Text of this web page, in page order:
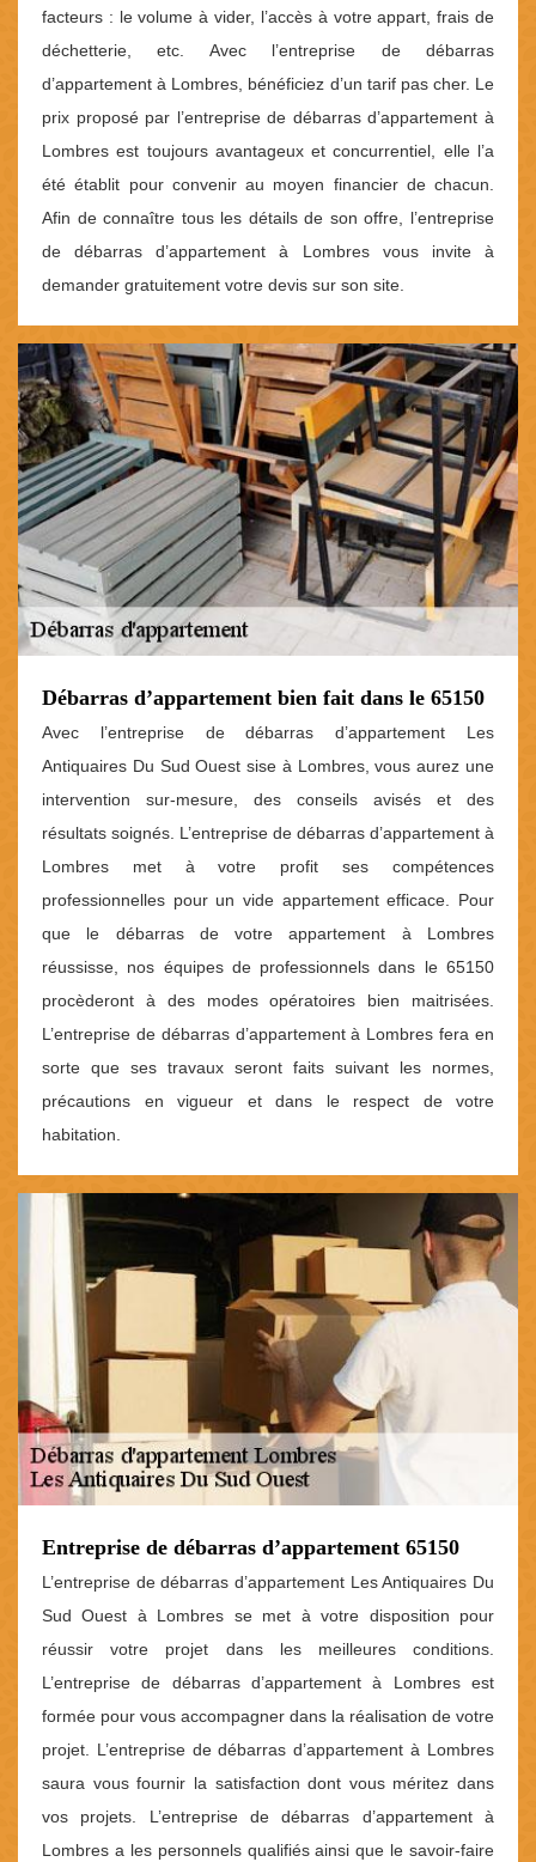
facteurs : le volume à vider, l’accès à votre appart, frais de
déchetterie, etc. Avec l’entreprise de débarras
d’appartement à Lombres, bénéficiez d’un tarif pas cher. Le
prix proposé par l’entreprise de débarras d’appartement à
Lombres est toujours avantageux et concurrentiel, elle l’a
été établit pour convenir au moyen financier de chacun.
Afin de connaître tous les détails de son offre, l’entreprise
de débarras d’appartement à Lombres vous invite à
demander gratuitement votre devis sur son site.
Débarras d’appartement bien fait dans le 65150
Avec l’entreprise de débarras d’appartement Les
Antiquaires Du Sud Ouest sise à Lombres, vous aurez une
intervention sur-mesure, des conseils avisés et des
résultats soignés. L’entreprise de débarras d’appartement à
Lombres met à votre profit ses compétences
professionnelles pour un vide appartement efficace. Pour
que le débarras de votre appartement à Lombres
réussisse, nos équipes de professionnels dans le 65150
procèderont à des modes opératoires bien maitrisées.
L’entreprise de débarras d’appartement à Lombres fera en
sorte que ses travaux seront faits suivant les normes,
précautions en vigueur et dans le respect de votre
habitation.
Entreprise de débarras d’appartement 65150
L’entreprise de débarras d’appartement Les Antiquaires Du
Sud Ouest à Lombres se met à votre disposition pour
réussir votre projet dans les meilleures conditions.
L’entreprise de débarras d’appartement à Lombres est
formée pour vous accompagner dans la réalisation de votre
projet. L’entreprise de débarras d’appartement à Lombres
saura vous fournir la satisfaction dont vous méritez dans
vos projets. L’entreprise de débarras d’appartement à
Lombres a les personnels qualifiés ainsi que le savoir-faire